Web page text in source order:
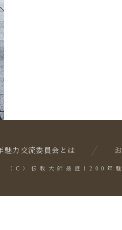
魅力交流委員会とは
（C）伝教大師最澄1200年